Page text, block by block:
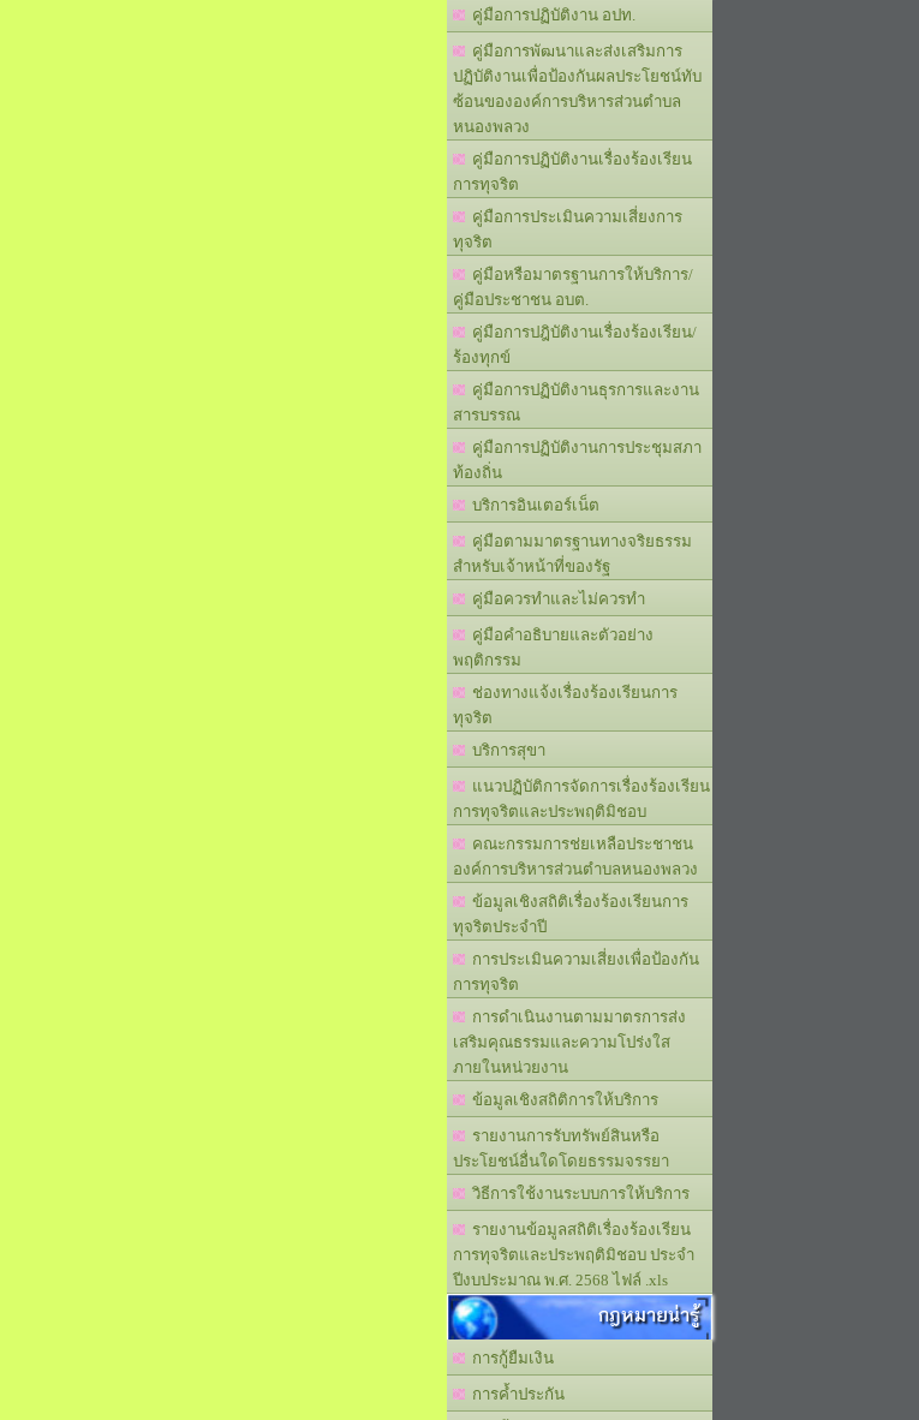
คู่มือการปฏิบัติงาน อปท.
คู่มือการพัฒนาและส่งเสริมการ
ปฏิบัติงานเพื่อป้องกันผลประโยชน์ทับ
ซ้อนขององค์การบริหารส่วนตำบล
หนองพลวง
คู่มือการปฏิบัติงานเรื่องร้องเรียน
การทุจริต
คู่มือการประเมินความเสี่ยงการ
ทุจริต
คู่มือหรือมาตรฐานการให้บริการ/
คู่มือประชาชน อบต.
คู่มือการปฎิบัติงานเรื่องร้องเรียน/
ร้องทุกข์
คู่มือการปฏิบัติงานธุรการและงาน
สารบรรณ
คู่มือการปฏิบัติงานการประชุมสภา
ท้องถิ่น
บริการอินเตอร์เน็ต
คู่มือตามมาตรฐานทางจริยธรรม
สำหรับเจ้าหน้าที่ของรัฐ
คู่มือควรทำและไม่ควรทำ
คู่มือคำอธิบายและตัวอย่าง
พฤติกรรม
ช่องทางแจ้งเรื่องร้องเรียนการ
ทุจริต
บริการสุขา
แนวปฏิบัติการจัดการเรื่องร้องเรียน
การทุจริตและประพฤติมิชอบ
คณะกรรมการช่ยเหลือประชาชน
องค์การบริหารส่วนตำบลหนองพลวง
ข้อมูลเชิงสถิติเรื่องร้องเรียนการ
ทุจริตประจำปี
การประเมินความเสี่ยงเพื่อป้องกัน
การทุจริต
การดำเนินงานตามมาตรการส่ง
เสริมคุณธรรมและความโปร่งใส
ภายในหน่วยงาน
ข้อมูลเชิงสถิติการให้บริการ
รายงานการรับทรัพย์สินหรือ
ประโยชน์อื่นใดโดยธรรมจรรยา
วิธีการใช้งานระบบการให้บริการ
รายงานข้อมูลสถิติเรื่องร้องเรียน
การทุจริตและประพฤติมิชอบ ประจำ
ปีงบประมาณ พ.ศ. 2568 ไฟล์ .xls
กฎหมายน่ารู้
การกู้ยืมเงิน
การค้ำประกัน